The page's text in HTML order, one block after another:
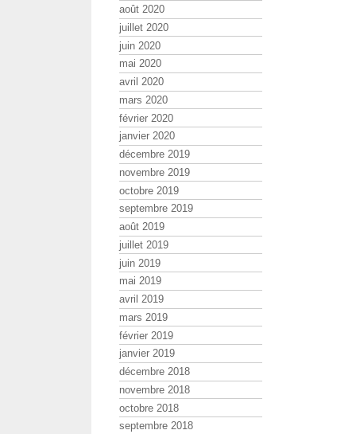
août 2020
juillet 2020
juin 2020
mai 2020
avril 2020
mars 2020
février 2020
janvier 2020
décembre 2019
novembre 2019
octobre 2019
septembre 2019
août 2019
juillet 2019
juin 2019
mai 2019
avril 2019
mars 2019
février 2019
janvier 2019
décembre 2018
novembre 2018
octobre 2018
septembre 2018